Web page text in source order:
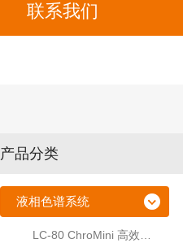
联系我们
产品分类
液相色谱系统